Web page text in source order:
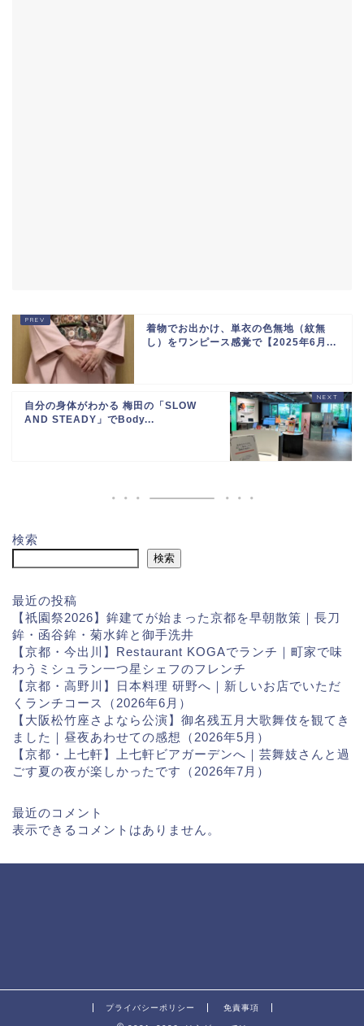
着物でお出かけ、単衣の色無地（紋無
し）をワンピース感覚で【2025年6月...
自分の身体がわかる 梅田の「SLOW
AND STEADY」でBody...
検索
検索
最近の投稿
【祇園祭2026】鉾建てが始まった京都を早朝散策｜長刀
鉾・函谷鉾・菊水鉾と御手洗井
【京都・今出川】Restaurant KOGAでランチ｜町家で味
わうミシュラン一つ星シェフのフレンチ
【京都・高野川】日本料理 研野へ｜新しいお店でいただ
くランチコース（2026年6月）
【大阪松竹座さよなら公演】御名残五月大歌舞伎を観てき
ました｜昼夜あわせての感想（2026年5月）
【京都・上七軒】上七軒ビアガーデンへ｜芸舞妓さんと過
ごす夏の夜が楽しかったです（2026年7月）
最近のコメント
表示できるコメントはありません。
プライバシーポリシー 免責事項